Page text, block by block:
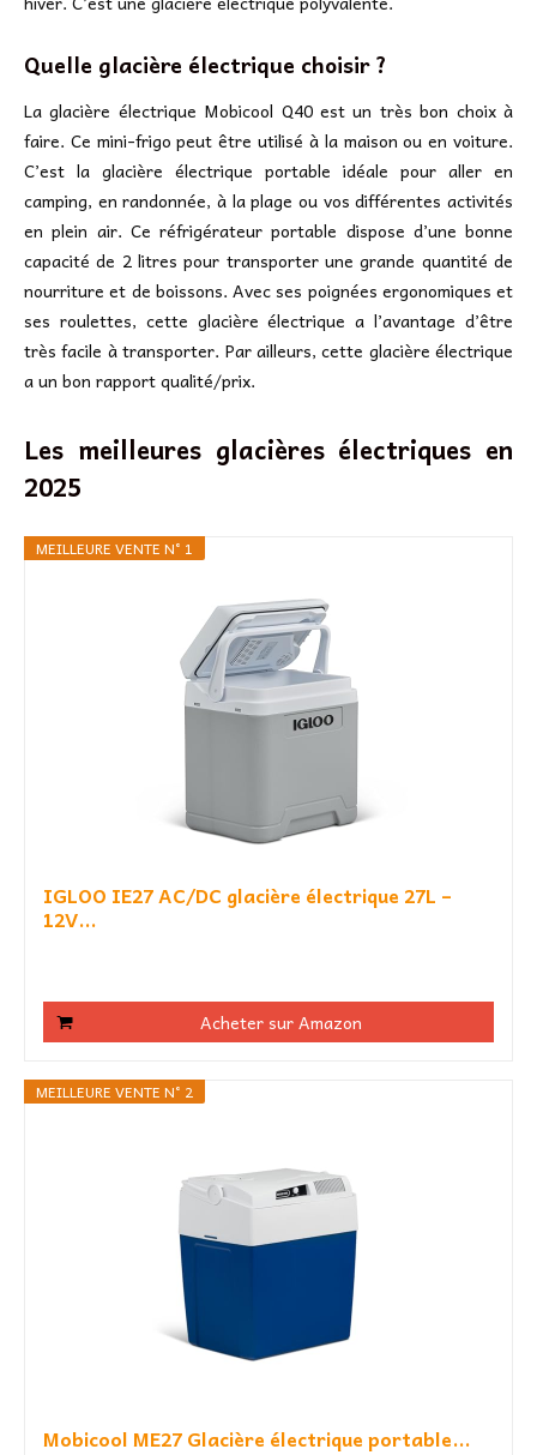
Quelle glacière électrique choisir ?
La glacière électrique Mobicool Q40 est un très bon choix à
faire. Ce mini-frigo peut être utilisé à la maison ou en voiture.
C’est la glacière électrique portable idéale pour aller en
camping, en randonnée, à la plage ou vos différentes activités
en plein air. Ce réfrigérateur portable dispose d’une bonne
capacité de 2 litres pour transporter une grande quantité de
nourriture et de boissons. Avec ses poignées ergonomiques et
ses roulettes, cette glacière électrique a l’avantage d’être
très facile à transporter. Par ailleurs, cette glacière électrique
a un bon rapport qualité/prix.
Les meilleures glacières électriques en
2025
MEILLEURE VENTE N° 1
IGLOO IE27 AC/DC glacière électrique 27L –
12V...
Acheter sur Amazon
MEILLEURE VENTE N° 2
Mobicool ME27 Glacière électrique portable...